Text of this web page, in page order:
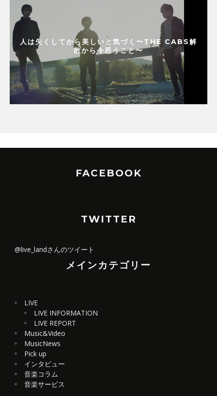
人は失くしてから美しいと気づく〜THE CABS解
散から今思うこと〜
FACEBOOK
TWITTER
@live_landさんのツイート
メインカテゴリー
LIVE
LIVE INFORMATION
LIVE REPORT
Music&Video
MusicNews
Pick up
インタビュー
音楽コラム
音楽サービス